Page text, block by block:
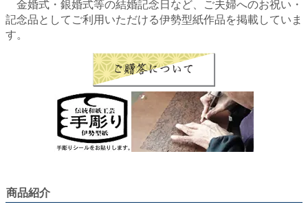
金婚式・銀婚式等の結婚記念日など、ご夫婦へのお祝い・
記念品としてご利用いただける伊勢型紙作品を掲載していま
す。
商品紹介